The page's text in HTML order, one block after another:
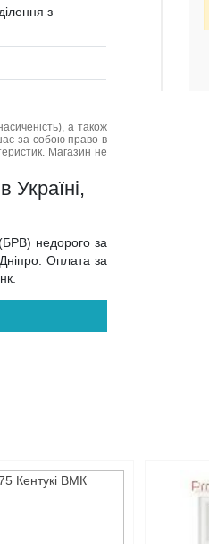
з
а також
за собою право в
Магазин не
недорого за
Оплата за